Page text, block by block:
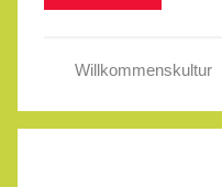
Willkommenskultur